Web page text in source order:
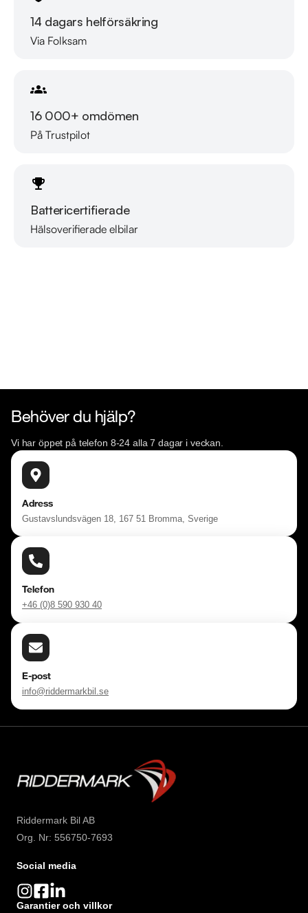
14 dagars helförsäkring
Via Folksam
16 000+ omdömen
På Trustpilot
Battericertifierade
Hälsoverifierade elbilar
Läs mer om oss
Behöver du hjälp?
Vi har öppet på telefon 8-24 alla 7 dagar i veckan.
Adress
Gustavslundsvägen 18, 167 51 Bromma, Sverige
Telefon
+46 (0)8 590 930 40
E-post
info@riddermarkbil.se
Riddermark Bil AB
Org. Nr: 556750-7693
Social media
Garantier och villkor